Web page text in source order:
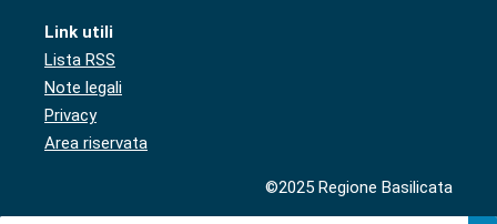
Link utili
Lista RSS
Note legali
Privacy
Area riservata
©2025 Regione Basilicata